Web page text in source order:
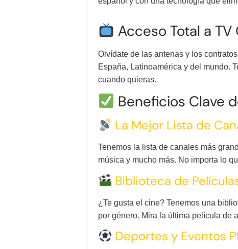
Acceso Total a
Olvídate de las antenas y los
España, Latinoamérica y del mundo.
cuando quieras.
Beneficios Clave
La Mejor Lista de
Tenemos la lista de canales más
música y mucho más. No importa lo
Biblioteca de
¿Te gusta el cine? Tenemos una
por género. Mira la última película de
Deportes y Eventos